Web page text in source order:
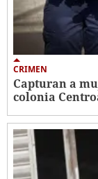
CRIMEN
Capturan a
colonia